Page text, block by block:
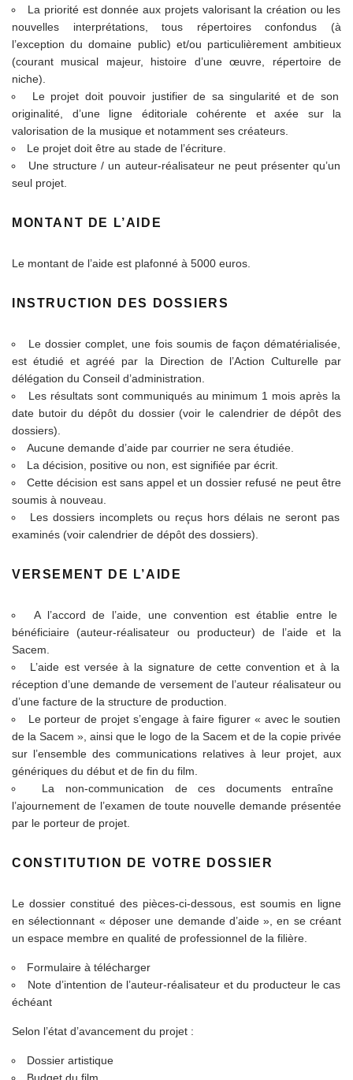
La priorité est donnée aux projets valorisant la création ou les
nouvelles interprétations, tous répertoires confondus (à
l’exception du domaine public) et/ou particulièrement ambitieux
(courant musical majeur, histoire d’une œuvre, répertoire de
niche).
Le projet doit pouvoir justifier de sa singularité et de son
originalité, d’une ligne éditoriale cohérente et axée sur la
valorisation de la musique et notamment ses créateurs.
Le projet doit être au stade de l’écriture.
Une structure / un auteur-réalisateur ne peut présenter qu’un
seul projet.
MONTANT DE L’AIDE
Le montant de l’aide est plafonné à 5000 euros.
INSTRUCTION DES DOSSIERS
Le dossier complet, une fois soumis de façon dématérialisée,
est étudié et agréé par la Direction de l’Action Culturelle par
délégation du Conseil d’administration.
Les résultats sont communiqués au minimum 1 mois après la
date butoir du dépôt du dossier (voir le calendrier de dépôt des
dossiers).
Aucune demande d’aide par courrier ne sera étudiée.
La décision, positive ou non, est signifiée par écrit.
Cette décision est sans appel et un dossier refusé ne peut être
soumis à nouveau.
Les dossiers incomplets ou reçus hors délais ne seront pas
examinés (voir calendrier de dépôt des dossiers).
VERSEMENT DE L’AIDE
A l’accord de l’aide, une convention est établie entre le
bénéficiaire (auteur-réalisateur ou producteur) de l’aide et la
Sacem.
L’aide est versée à la signature de cette convention et à la
réception d’une demande de versement de l’auteur réalisateur ou
d’une facture de la structure de production.
Le porteur de projet s’engage à faire figurer « avec le soutien
de la Sacem », ainsi que le logo de la Sacem et de la copie privée
sur l’ensemble des communications relatives à leur projet, aux
génériques du début et de fin du film.
La non-communication de ces documents entraîne
l’ajournement de l’examen de toute nouvelle demande présentée
par le porteur de projet.
CONSTITUTION DE VOTRE DOSSIER
Le dossier constitué des pièces-ci-dessous, est soumis en ligne
en sélectionnant « déposer une demande d’aide », en se créant
un espace membre en qualité de professionnel de la filière.
Formulaire à télécharger
Note d’intention de l’auteur-réalisateur et du producteur le cas
échéant
Selon l’état d’avancement du projet :
Dossier artistique